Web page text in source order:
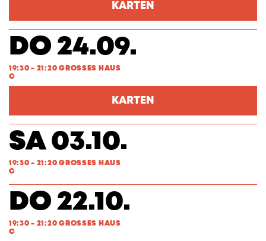
KARTEN
DO 24.09.
19:30 - 21:20 GROSSES HAUS
C
KARTEN
SA 03.10.
19:30 - 21:20 GROSSES HAUS
C
DO 22.10.
19:30 - 21:20 GROSSES HAUS
C